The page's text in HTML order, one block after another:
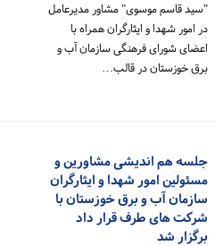
"سید قاسم موسوی" مشاور مدیرعامل
در امور شهدا و ایثارگران همراه با
اعضای شورای فرهنگی سازمان آب و
برق خوزستان در قالب…
جلسه هم اندیشی مشاورین و
مسئولین امور شهدا و ایثارگران
سازمان آب و برق خوزستان با
شرکت های طرف قرار داد
برگزار شد